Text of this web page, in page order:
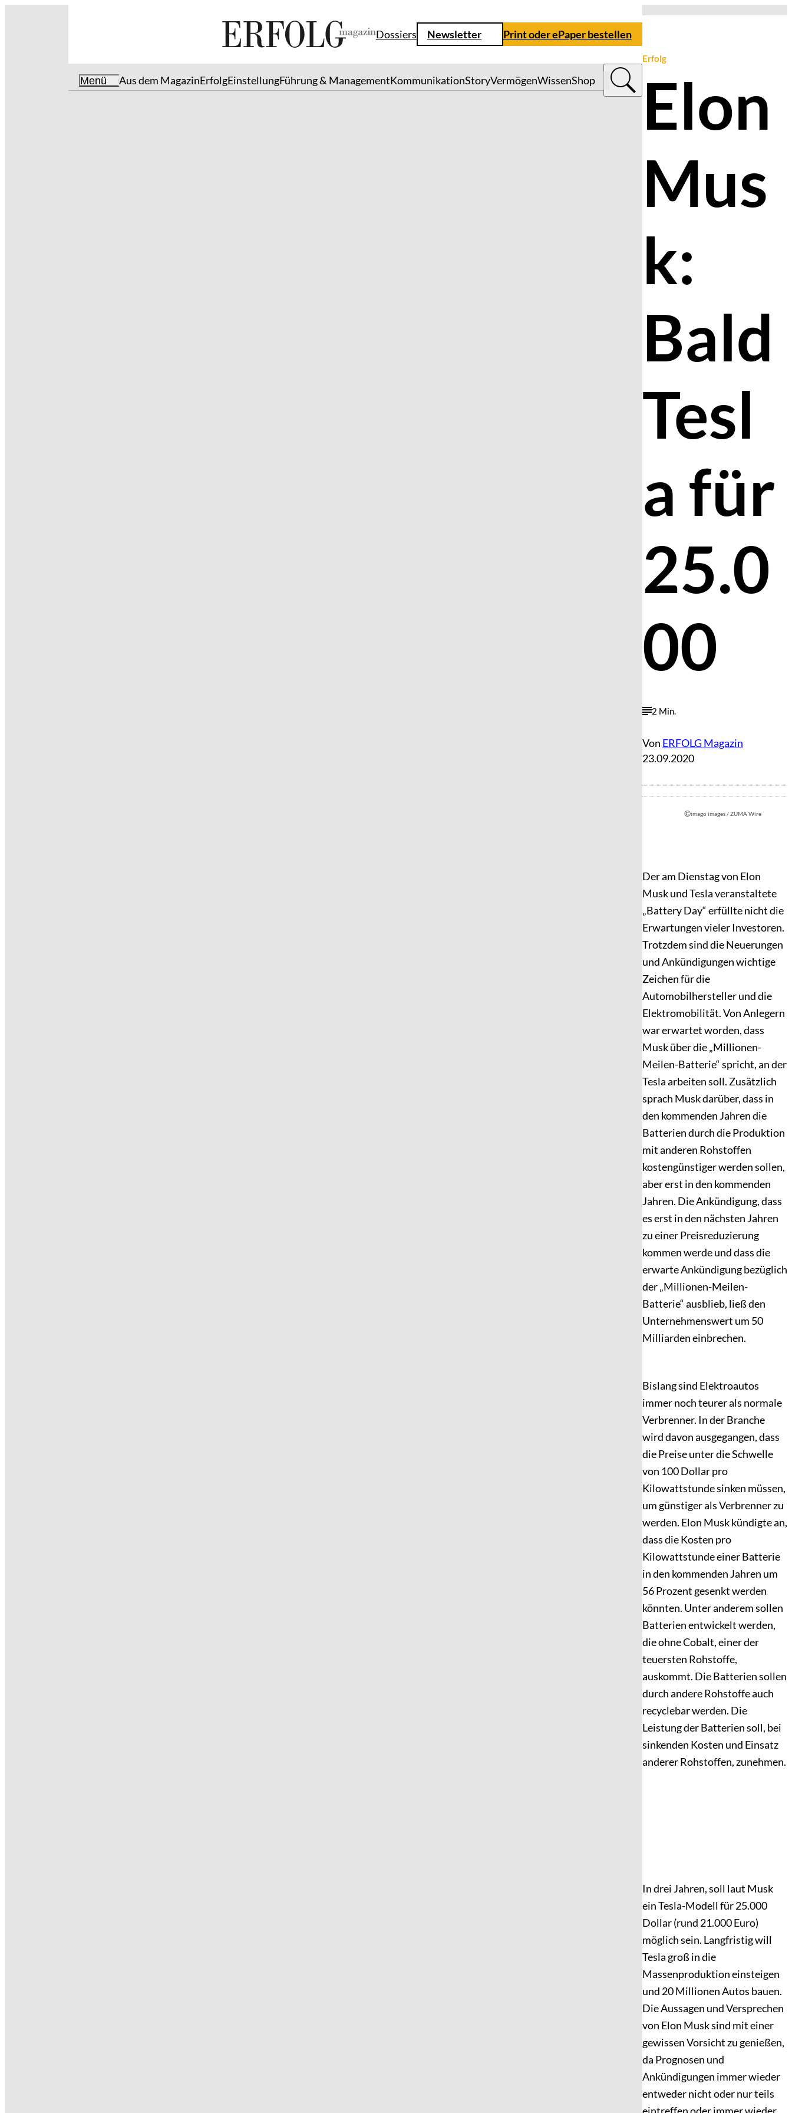
Dossiers Newsletter Print oder ePaper bestellen
Menü Aus dem MagazinErfolgEinstellungFührung & ManagementKommunikationStoryVermögenWissenShop
Erfolg
Elon
Mus
k:
Bald
Tesl
a für
25.0
00
2 Min.
Von ERFOLG Magazin
23.09.2020
©imago images / ZUMA Wire
Der am Dienstag von Elon
Musk und Tesla veranstaltete
„Battery Day“ erfüllte nicht die
Erwartungen vieler Investoren.
Trotzdem sind die Neuerungen
und Ankündigungen wichtige
Zeichen für die
Automobilhersteller und die
Elektromobilität. Von Anlegern
war erwartet worden, dass
Musk über die „Millionen-
Meilen-Batterie“ spricht, an der
Tesla arbeiten soll. Zusätzlich
sprach Musk darüber, dass in
den kommenden Jahren die
Batterien durch die Produktion
mit anderen Rohstoffen
kostengünstiger werden sollen,
aber erst in den kommenden
Jahren. Die Ankündigung, dass
es erst in den nächsten Jahren
zu einer Preisreduzierung
kommen werde und dass die
erwarte Ankündigung bezüglich
der „Millionen-Meilen-
Batterie“ ausblieb, ließ den
Unternehmenswert um 50
Milliarden einbrechen.
Bislang sind Elektroautos
immer noch teurer als normale
Verbrenner. In der Branche
wird davon ausgegangen, dass
die Preise unter die Schwelle
von 100 Dollar pro
Kilowattstunde sinken müssen,
um günstiger als Verbrenner zu
werden. Elon Musk kündigte an,
dass die Kosten pro
Kilowattstunde einer Batterie
in den kommenden Jahren um
56 Prozent gesenkt werden
könnten. Unter anderem sollen
Batterien entwickelt werden,
die ohne Cobalt, einer der
teuersten Rohstoffe,
auskommt. Die Batterien sollen
durch andere Rohstoffe auch
recyclebar werden. Die
Leistung der Batterien soll, bei
sinkenden Kosten und Einsatz
anderer Rohstoffen, zunehmen.
In drei Jahren, soll laut Musk
ein Tesla-Modell für 25.000
Dollar (rund 21.000 Euro)
möglich sein. Langfristig will
Tesla groß in die
Massenproduktion einsteigen
und 20 Millionen Autos bauen.
Die Aussagen und Versprechen
von Elon Musk sind mit einer
gewissen Vorsicht zu genießen,
da Prognosen und
Ankündigungen immer wieder
entweder nicht oder nur teils